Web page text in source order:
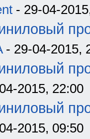
- 29-04-
- 29-04-2015,
2015, 22:00
2015, 09:50